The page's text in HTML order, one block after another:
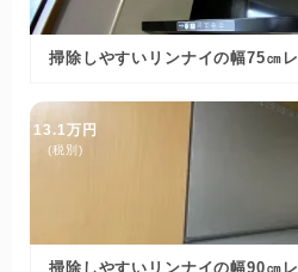
掃除しやすいリンナイの幅75㎝
13.1万円
(税別)
掃除しやすいリンナイの幅90㎝